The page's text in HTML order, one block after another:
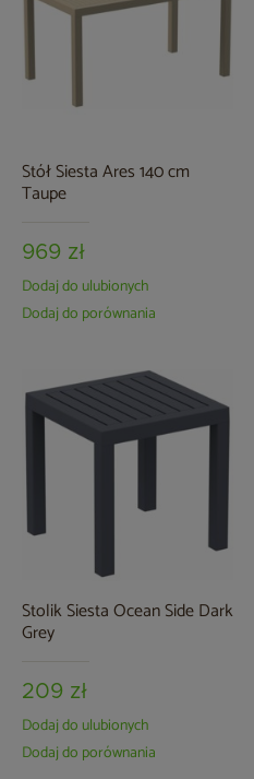
Stół Siesta Ares 140 cm
Taupe
969 zł
Dodaj do ulubionych
Dodaj do porównania
Stolik Siesta Ocean Side Dark
Grey
209 zł
Dodaj do ulubionych
Dodaj do porównania